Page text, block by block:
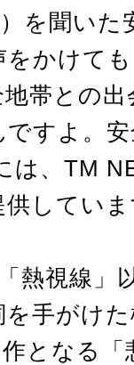
）を聞い
をかけて
帯との
すよ。
は、TM
供してい
視線」
手がけ
となる